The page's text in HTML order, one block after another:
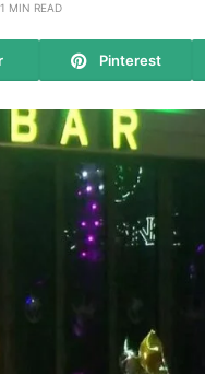
1 MIN READ
Pinterest